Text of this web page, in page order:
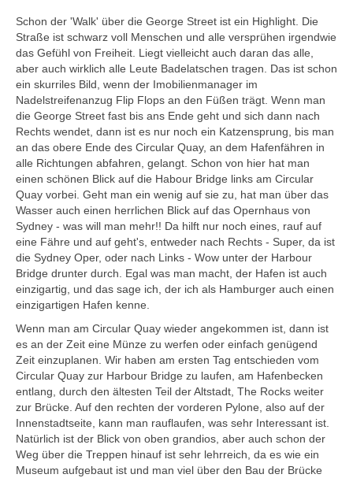
Xi'an
Indien
Ahmedabad
Delhi
Jaipur
Agra
Israel
Tel Aviv
Jerusalem
Umgebung von Tel Aviv
Katar
Doha
Russland
Moskau
Taiwan
Kaoshiung
Taipei
Vereinigte Arabische Emirate
Abu Dhabi
Schon der 'Walk' über die George Street ist ein Highlight. Die
Straße ist schwarz voll Menschen und alle versprühen irgendwie
das Gefühl von Freiheit. Liegt vielleicht auch daran das alle,
aber auch wirklich alle Leute Badelatschen tragen. Das ist schon
ein skurriles Bild, wenn der Imobilienmanager im
Nadelstreifenanzug Flip Flops an den Füßen trägt. Wenn man
die George Street fast bis ans Ende geht und sich dann nach
Rechts wendet, dann ist es nur noch ein Katzensprung, bis man
an das obere Ende des Circular Quay, an dem Hafenfähren in
alle Richtungen abfahren, gelangt. Schon von hier hat man
einen schönen Blick auf die Habour Bridge links am Circular
Quay vorbei. Geht man ein wenig auf sie zu, hat man über das
Wasser auch einen herrlichen Blick auf das Opernhaus von
Sydney - was will man mehr!! Da hilft nur noch eines, rauf auf
eine Fähre und auf geht's, entweder nach Rechts - Super, da ist
die Sydney Oper, oder nach Links - Wow unter der Harbour
Bridge drunter durch. Egal was man macht, der Hafen ist auch
einzigartig, und das sage ich, der ich als Hamburger auch einen
einzigartigen Hafen kenne.
Wenn man am Circular Quay wieder angekommen ist, dann ist
es an der Zeit eine Münze zu werfen oder einfach genügend
Zeit einzuplanen. Wir haben am ersten Tag entschieden vom
Circular Quay zur Harbour Bridge zu laufen, am Hafenbecken
entlang, durch den ältesten Teil der Altstadt, The Rocks weiter
zur Brücke. Auf den rechten der vorderen Pylone, also auf der
Innenstadtseite, kann man rauflaufen, was sehr Interessant ist.
Natürlich ist der Blick von oben grandios, aber auch schon der
Weg über die Treppen hinauf ist sehr lehrreich, da es wie ein
Museum aufgebaut ist und man viel über den Bau der Brücke